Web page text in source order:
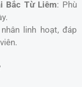
Bắc Từ Liêm: Phù
linh hoạt, đáp